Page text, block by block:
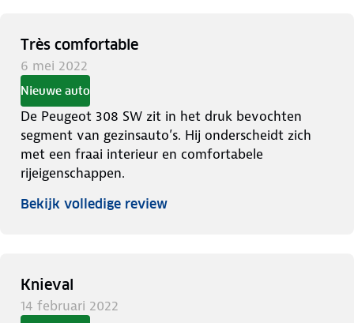
Très comfortable
6 mei 2022
Nieuwe auto
De Peugeot 308 SW zit in het druk bevochten
segment van gezinsauto’s. Hij onderscheidt zich
met een fraai interieur en comfortabele
rijeigenschappen.
Bekijk volledige review
Knieval
14 februari 2022